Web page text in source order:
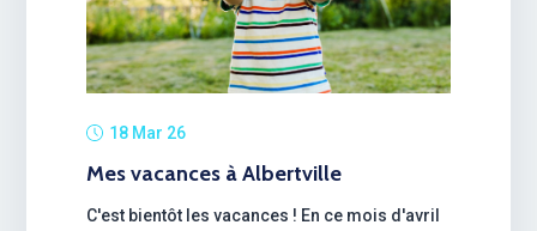
18 Mar 26
Mes vacances à Albertville
C'est bientôt les vacances ! En ce mois d'avril